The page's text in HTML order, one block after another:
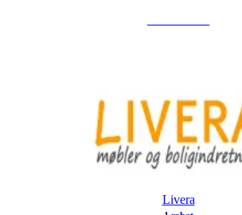
Livera